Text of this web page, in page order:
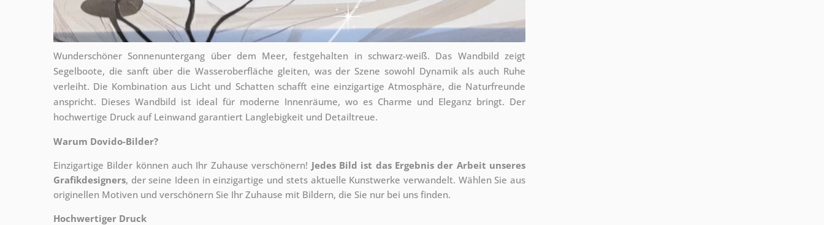
Wunderschöner Sonnenuntergang über dem Meer, festgehalten in schwarz-weiß. Das Wandbild zeigt
Segelboote, die sanft über die Wasseroberfläche gleiten, was der Szene sowohl Dynamik als auch Ruhe
verleiht. Die Kombination aus Licht und Schatten schafft eine einzigartige Atmosphäre, die Naturfreunde
anspricht. Dieses Wandbild ist ideal für moderne Innenräume, wo es Charme und Eleganz bringt. Der
hochwertige Druck auf Leinwand garantiert Langlebigkeit und Detailtreue.
Warum Dovido-Bilder?
Einzigartige Bilder können auch Ihr Zuhause verschönern! Jedes Bild ist das Ergebnis der Arbeit unseres
Grafikdesigners, der seine Ideen in einzigartige und stets aktuelle Kunstwerke verwandelt. Wählen Sie aus
originellen Motiven und verschönern Sie Ihr Zuhause mit Bildern, die Sie nur bei uns finden.
Hochwertiger Druck